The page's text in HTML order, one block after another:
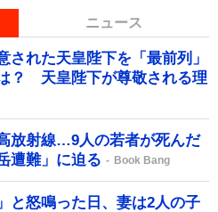
ニュース
された天皇陛下を「最前列」
？ 天皇陛下が尊敬される理
放射線…9人の若者が死んだ
遭難」に迫る
Book Bang
と怒鳴った日、妻は2人の子